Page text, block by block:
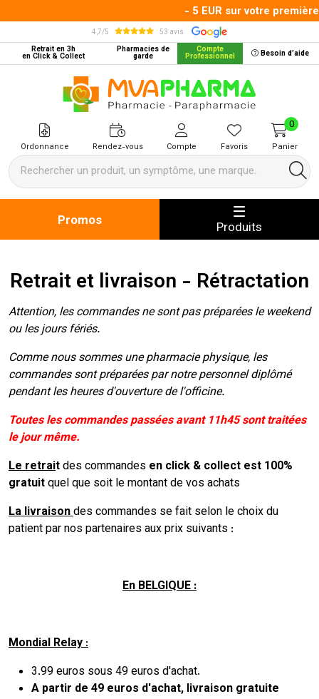
- 5 EUR sur votre
4,7/5
53 avis
Retrait en 3h
en Click & Collect
Pharmacies de
garde
Compte
Professionnel Besoin d’aide
MVA Pharma Votre pharmacie
Ordonnance Rendez-vous Compte Favoris Panier
0
Promos Produits
Retrait et livraison - Rétractation
Attention, les commandes ne sont pas préparées le weekend
ou les jours fériés.
Comme nous sommes une pharmacie physique, les
commandes sont préparées par notre personnel diplômé
pendant les heures d'ouverture de l'officine.
Toutes les commandes passées avant 11h45 sont traitées
le jour même.
Le retraitdes commandes en click & collect est 100%
gratuitquel que soit le montant de vos achats
La livraisondes commandes se fait selon le choix du
patient par nos partenaires aux prix suivants :
En BELGIQUE :
Mondial Relay:
3.99 euros sous 49 euros d'achat.
A partir de 49 euros d'achat, livraison gratuite